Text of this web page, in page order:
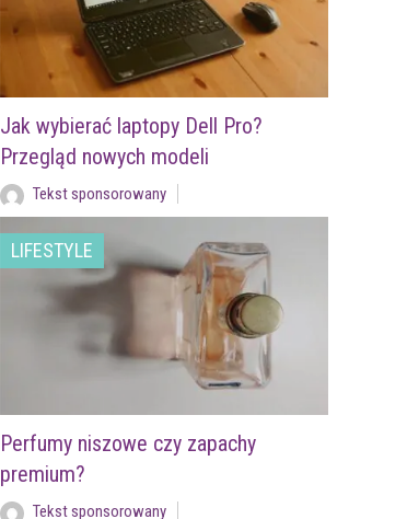
Jak wybierać laptopy Dell Pro?
Przegląd nowych modeli
Tekst sponsorowany
LIFESTYLE
Perfumy niszowe czy zapachy
premium?
Tekst sponsorowany